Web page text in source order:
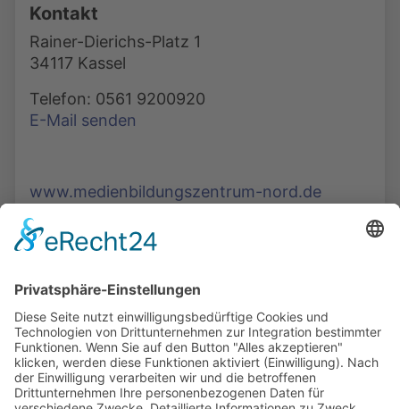
Kontakt
Rainer-Dierichs-Platz 1
34117 Kassel
Telefon: 0561 9200920
E-Mail senden
www.medienbildungszentrum-nord.de
Podcasts, Themen und Informationen.
Entdecken Sie unser Forum für Medien, Bildung
und Demokratie - jederzeit und überall
verfügbar.